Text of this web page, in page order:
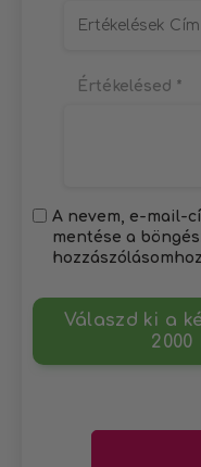
Értékelésed *
Válaszd ki a
2000
A nevem, e-mail-
mentése a